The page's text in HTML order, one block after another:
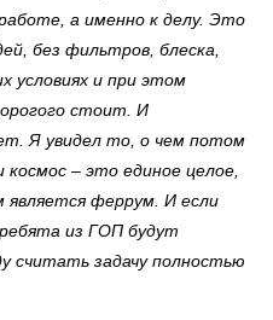
а именно к делу. Это
без фильтров, блеска,
условиях и при этом
стоит. И
Я увидел то, о чем потом
космос – это единое целое,
феррум. И если
из ГОП будут
считать задачу полностью